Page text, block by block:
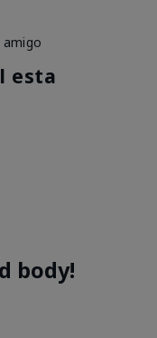
amigo
esta
body!